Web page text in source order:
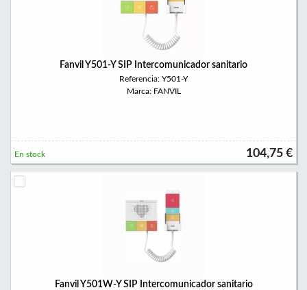
Fanvil Y501-Y SIP Intercomunicador sanitario
Referencia: Y501-Y
Marca: FANVIL
104,75 €
En stock
Fanvil Y501W-Y SIP Intercomunicador sanitario